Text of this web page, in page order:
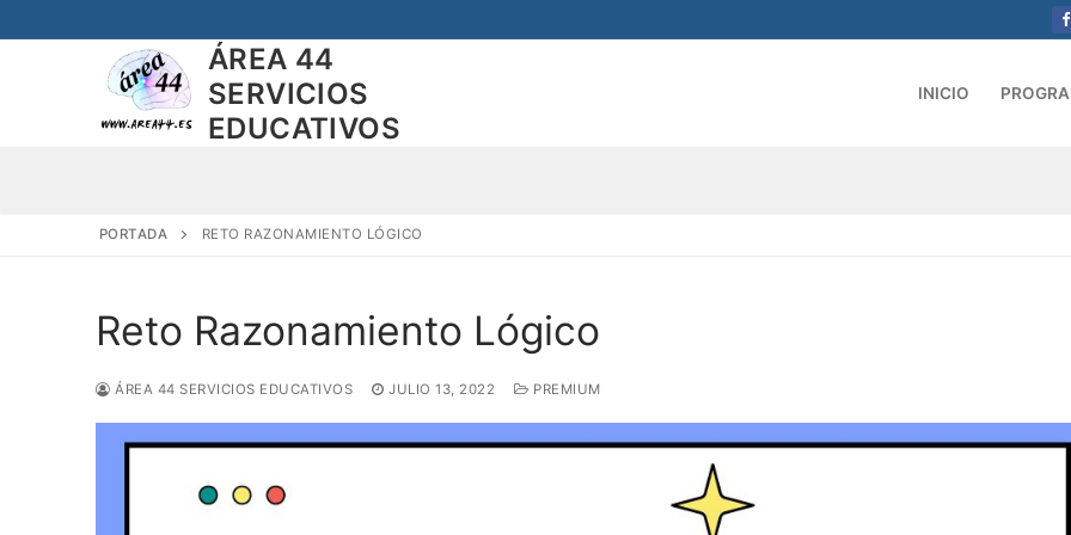
al
ÁREA 44
SERVICIOS
EDUCATIVOS
INICIO
PORTADA RETO RAZONAMIENTO LÓGICO
Reto Razonamiento Lógico
ÁREA 44 SERVICIOS EDUCATIVOS JULIO 13, 2022 PREMIUM